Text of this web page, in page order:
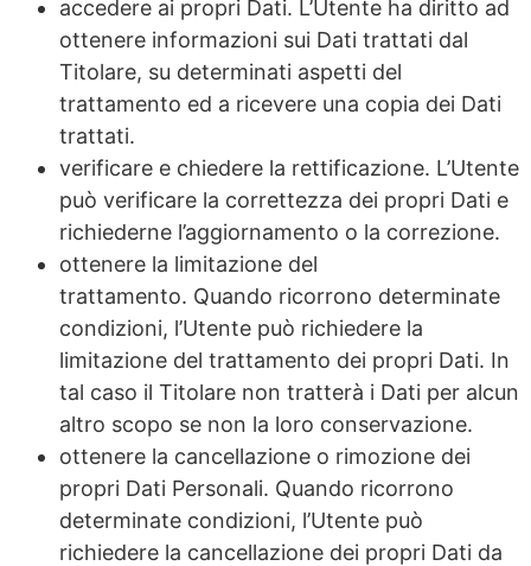
accedere ai propri Dati. L’Utente ha diritto ad
ottenere informazioni sui Dati trattati dal
Titolare, su determinati aspetti del
trattamento ed a ricevere una copia dei Dati
trattati.
verificare e chiedere la rettificazione. L’Utente
può verificare la correttezza dei propri Dati e
richiederne l’aggiornamento o la correzione.
ottenere la limitazione del
trattamento. Quando ricorrono determinate
condizioni, l’Utente può richiedere la
limitazione del trattamento dei propri Dati. In
tal caso il Titolare non tratterà i Dati per alcun
altro scopo se non la loro conservazione.
ottenere la cancellazione o rimozione dei
propri Dati Personali. Quando ricorrono
determinate condizioni, l’Utente può
richiedere la cancellazione dei propri Dati da